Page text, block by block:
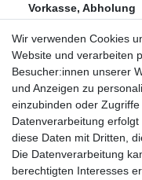
Vorkasse, Abholung
Partner
Wir verwenden Cookies
Website und verarbeiten
Besucher:innen unserer
und Anzeigen zu
einzubinden oder
Datenverarbeitung
diese Daten mit Dritten,
Die Datenverarbeitung
berechtigten Interesses